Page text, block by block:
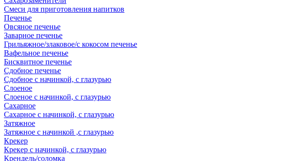
Смеси для приготовления напитков
Печенье
Овсяное печенье
Заварное печенье
Грильяжное/злаковое/с кокосом печенье
Вафельное печенье
Бисквитное печенье
Сдобное печенье
Сдобное с начинкой, с глазурью
Слоеное
Слоеное с начинкой, с глазурью
Сахарное
Сахарное с начинкой, с глазурью
Затяжное
Затяжное с начинкой ,с глазурью
Крекер
Крекер с начинкой, с глазурью
Крендель/соломка